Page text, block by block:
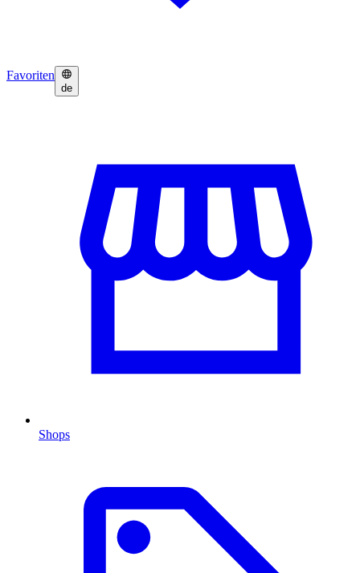
Favoriten
de
Shops